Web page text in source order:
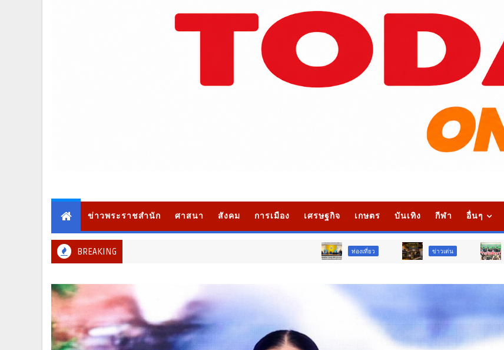
ข่าวพระราชสำนัก ศาสนา สังคม การเมือง เศรษฐกิจ เกษตร บันเทิง กีฬา อื่นๆ
BREAKING ท่องเที่ยว วืจัย นวัตกรรม